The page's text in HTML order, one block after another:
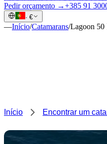
Pedir orçamento →+385 91
· €
—Início/Catamarans/Lagoon 50
Início Encontrar um